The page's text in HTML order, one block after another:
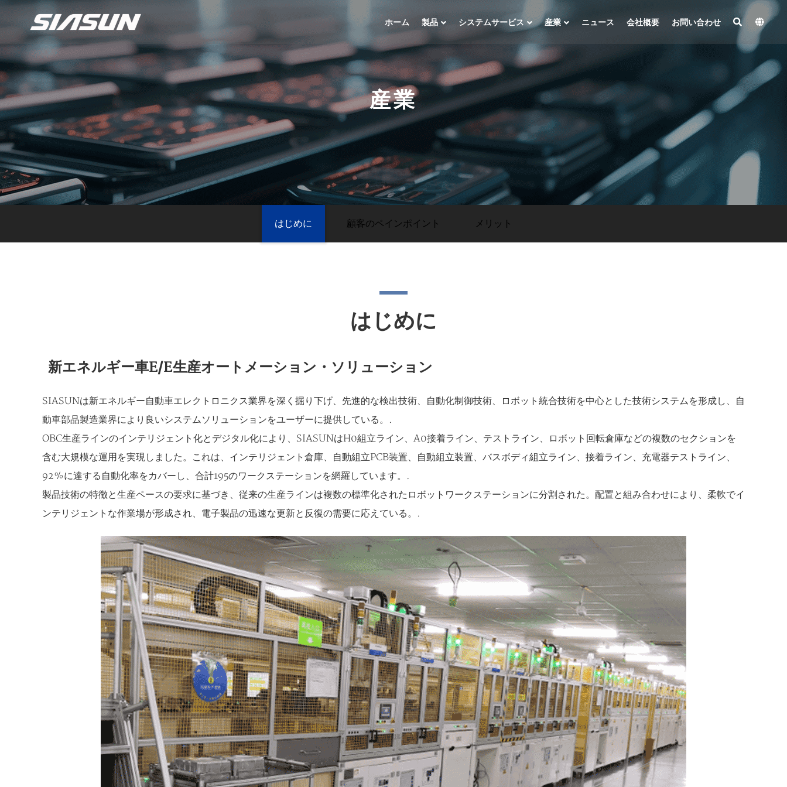
ホーム 製品 システムサービス 産業 ニュース 会社概要 お問い合わせ
産業
はじめに 顧客のペインポイント メリット
はじめに
新エネルギー車E/E生産オートメーション・ソリューション
SIASUNは新エネルギー自動車エレクトロニクス業界を深く掘り下げ、先進的な検出技術、自動化制御技術、ロボット統合技術を中心とした技術システムを形成し、自
動車部品製造業界により良いシステムソリューションをユーザーに提供している。.
OBC生産ラインのインテリジェント化とデジタル化により、SIASUNはH0組立ライン、A0接着ライン、テストライン、ロボット回転倉庫などの複数のセクションを
含む大規模な運用を実現しました。これは、インテリジェント倉庫、自動組立PCB装置、自動組立装置、バスボディ組立ライン、接着ライン、充電器テストライン、
92%に達する自動化率をカバーし、合計195のワークステーションを網羅しています。.
製品技術の特徴と生産ペースの要求に基づき、従来の生産ラインは複数の標準化されたロボットワークステーションに分割された。配置と組み合わせにより、柔軟でイ
ンテリジェントな作業場が形成され、電子製品の迅速な更新と反復の需要に応えている。.